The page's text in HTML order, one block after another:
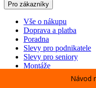
Pro zákazníky
Vše o nákupu
Doprava a platba
Poradna
Slevy pro podnikatele
Slevy pro seniory
Montáže
Návod